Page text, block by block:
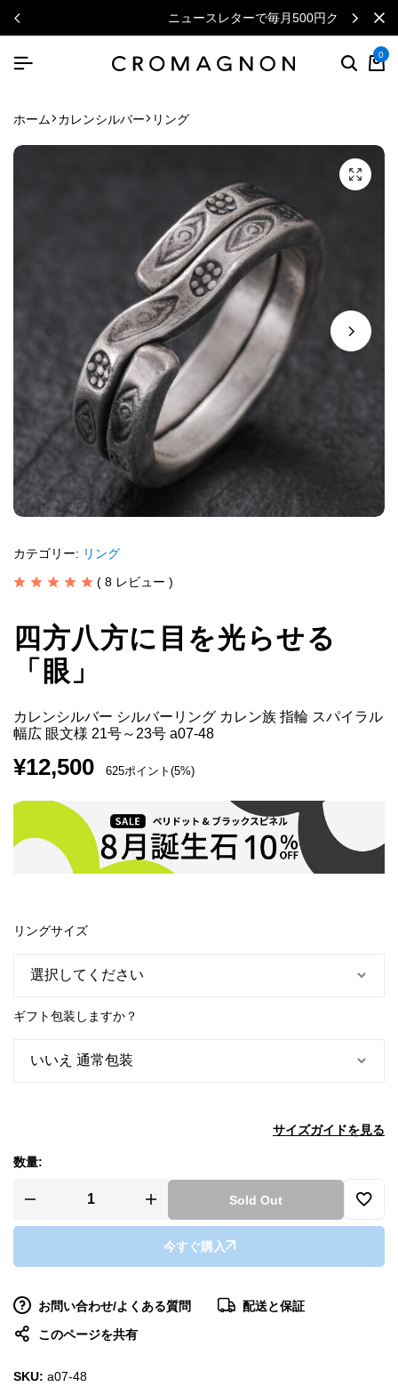
ニュースレターで毎月500円クーポン
0
ホーム カレンシルバー リング
カテゴリー: リング
( 8 レビュー )
四方八方に目を光らせる
「眼」
カレンシルバー シルバーリング カレン族 指輪 スパイラル
幅広 眼文様 21号～23号 a07-48
¥12,500 625ポイント(5%)
リングサイズ
ギフト包装しますか？
サイズガイドを見る
数量:
Sold Out
今すぐ購入
お問い合わせ/よくある質問
配送と保証
このページを共有
SKU: a07-48